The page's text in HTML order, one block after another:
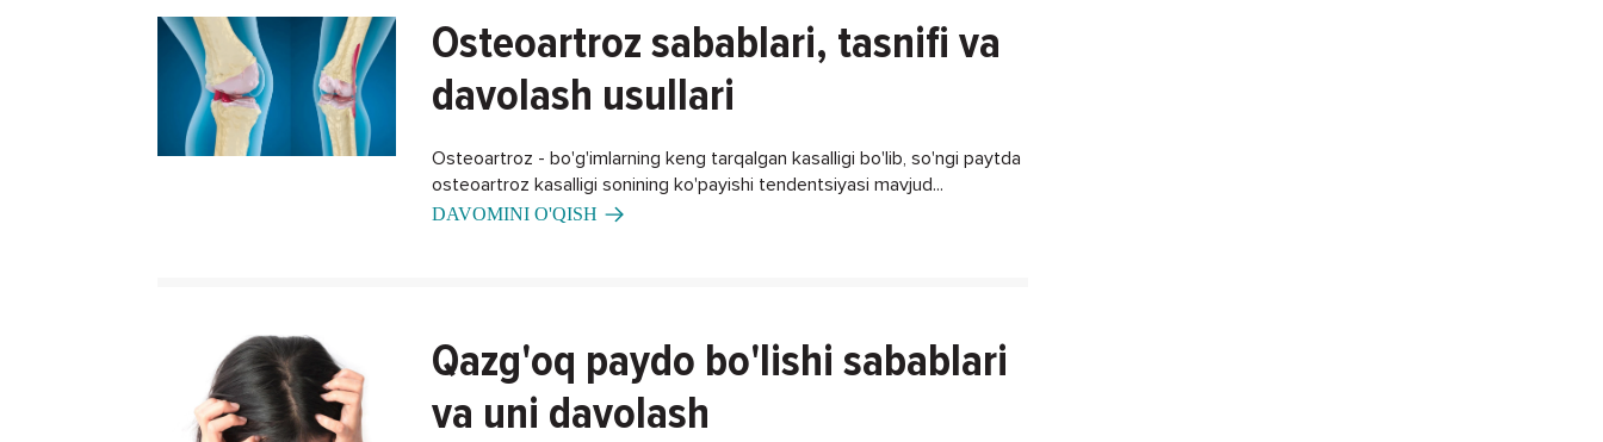
Osteoartroz sabablari, tasnifi va
davolash usullari
Osteoartroz - bo'g'imlarning keng tarqalgan kasalligi bo'lib, so'ngi paytda
osteoartroz kasalligi sonining ko'payishi tendentsiyasi mavjud...
DAVOMINI O'QISH
Qazg'oq paydo bo'lishi sabablari
va uni davolash